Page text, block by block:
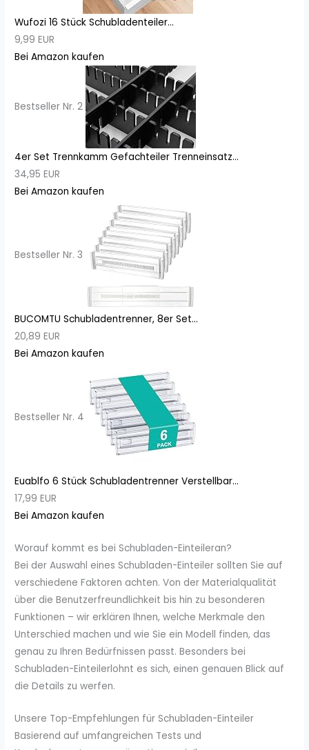
Wufozi 16 Stück Schubladenteiler...
9,99 EUR
Bei Amazon kaufen
Bestseller Nr. 2
4er Set Trennkamm Gefachteiler Trenneinsatz...
34,95 EUR
Bei Amazon kaufen
Bestseller Nr. 3
BUCOMTU Schubladentrenner, 8er Set...
20,89 EUR
Bei Amazon kaufen
Bestseller Nr. 4
Euablfo 6 Stück Schubladentrenner Verstellbar...
17,99 EUR
Bei Amazon kaufen
Worauf kommt es bei Schubladen-Einteileran?
Bei der Auswahl eines Schubladen-Einteiler sollten Sie auf
verschiedene Faktoren achten. Von der Materialqualität
über die Benutzerfreundlichkeit bis hin zu besonderen
Funktionen – wir erklären Ihnen, welche Merkmale den
Unterschied machen und wie Sie ein Modell finden, das
genau zu Ihren Bedürfnissen passt. Besonders bei
Schubladen-Einteilerlohnt es sich, einen genauen Blick auf
die Details zu werfen.
Unsere Top-Empfehlungen für Schubladen-Einteiler
Basierend auf umfangreichen Tests und